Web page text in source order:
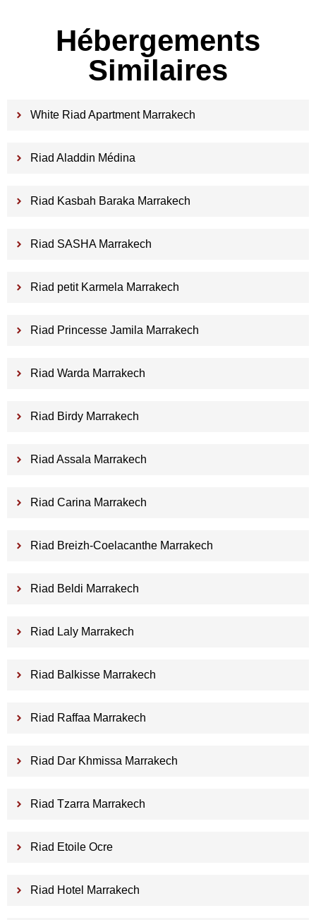
Hébergements
Similaires
White Riad Apartment Marrakech
Riad Aladdin Médina
Riad Kasbah Baraka Marrakech
Riad SASHA Marrakech
Riad petit Karmela Marrakech
Riad Princesse Jamila Marrakech
Riad Warda Marrakech
Riad Birdy Marrakech
Riad Assala Marrakech
Riad Carina Marrakech
Riad Breizh-Coelacanthe Marrakech
Riad Beldi Marrakech
Riad Laly Marrakech
Riad Balkisse Marrakech
Riad Raffaa Marrakech
Riad Dar Khmissa Marrakech
Riad Tzarra Marrakech
Riad Etoile Ocre
Riad Hotel Marrakech